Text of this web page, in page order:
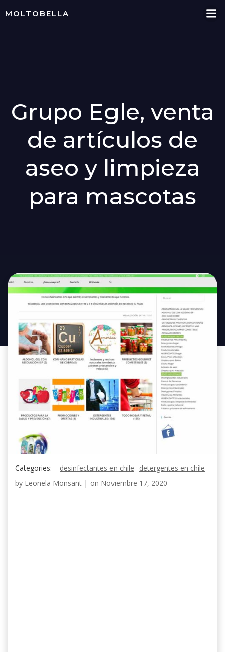
MOLTOBELLA
Grupo Egle, venta
de artículos de
aseo y limpieza
para mascotas
Categories: desinfectantes en chile
detergentes en chile
by Leonela Monsant | on Noviembre 17, 2020